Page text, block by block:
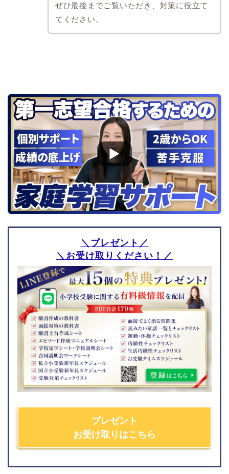
ぜひ最後までご覧いただき、対策に役立て
てください。
＼プレゼント／
＼お受け取りください！／
プレゼント
お受け取りはこちら
大阪信愛学院小学校
大阪教育大学附属天王寺
北海道
北海道教育大学附属旭川
小学校
北海道教育大学附属札幌
小学校
北海道教育大学附属函館
小学校
愛知県
名進研小学校
南山大学附属小学校
愛知教育大学附属名古屋
小学校
瀬戸SOLAN学園初等中等
部
椙山女学園大学附属小学
校
愛知教育大学附属岡崎小
編入対策
東京都
成城学園初等学校
日本女子大学附属豊明小
学校
東京学芸大学附属世田谷
小学校
光塩女子学院初等科
筑波大学附属小学校
東京学芸大学附属竹早小
学校
お茶の水女子大学附属小
立川国際附属小学校
東京都市大学付属小学校
神奈川県
日本大学藤沢小学校
大西学園小学校
平和学園小学校
鎌倉女子大学初等部
桐光学園小学校
湘南学園小学校
清泉小学校
横浜雙葉小学校
精華小学校
聖セシリア小学校
シュタイナー学園初等部
聖マリア小学校